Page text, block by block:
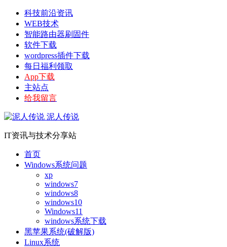
科技前沿资讯
WEB技术
智能路由器刷固件
软件下载
wordpress插件下载
每日福利领取
App下载
主站点
给我留言
泥人传说
IT资讯与技术分享站
首页
Windows系统问题
xp
windows7
windows8
windows10
Windows11
windows系统下载
黑苹果系统(破解版)
Linux系统